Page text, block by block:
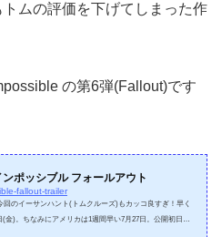
ムの評価を下げてしまった作
の第6弾(Fallout)です
ポッシブル フォールアウト
fallout-trailer
回のイーサンハント(トムクルーズ)もカッコ良すぎ！早く
金)。ちなみにアメリカは1週間早い7月27日。公開初日に